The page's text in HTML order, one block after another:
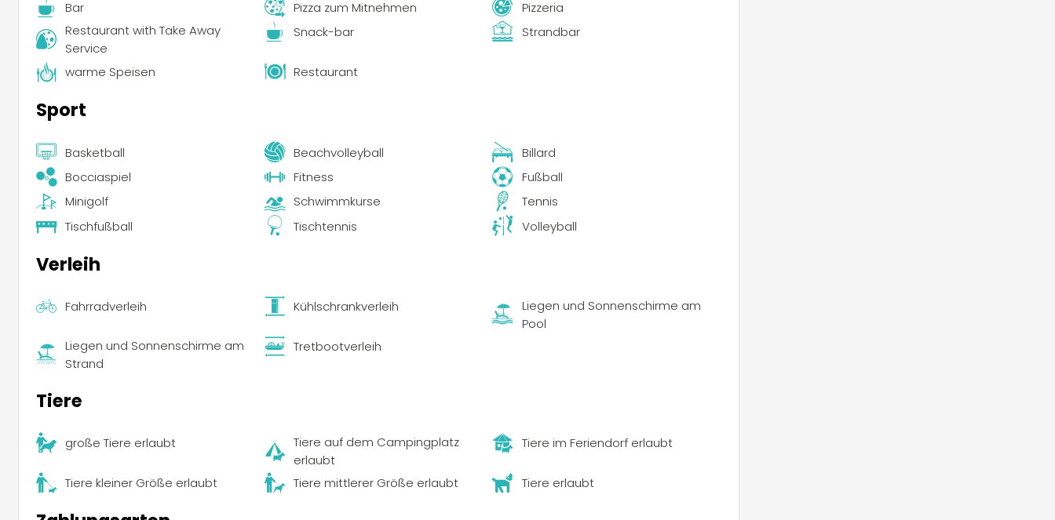
Bar Pizza zum Mitnehmen
Pizzeria
Restaurant with Take Away
Service
Snack-bar Strandbar
warme Speisen Restaurant
Sport
Basketball Beachvolleyball
Billard
Bocciaspiel
Fitness
Fußball
Minigolf
Schwimmkurse
Tennis
Tischfußball
Tischtennis Volleyball
Verleih
Fahrradverleih Kühlschrankverleih
Liegen und Sonnenschirme am
Pool
Liegen und Sonnenschirme am
Strand
Tretbootverleih
Tiere
große Tiere erlaubt
Tiere auf dem Campingplatz
erlaubt
Tiere im Feriendorf erlaubt
Tiere kleiner Größe erlaubt Tiere mittlerer Größe erlaubt Tiere erlaubt